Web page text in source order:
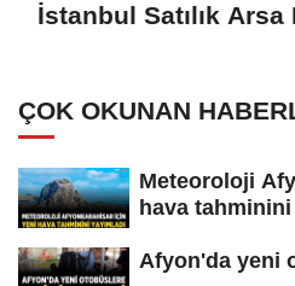
İstanbul Satılık
ÇOK OKUNAN
Meteoroloji
hava tahminini
Afyon'da yeni